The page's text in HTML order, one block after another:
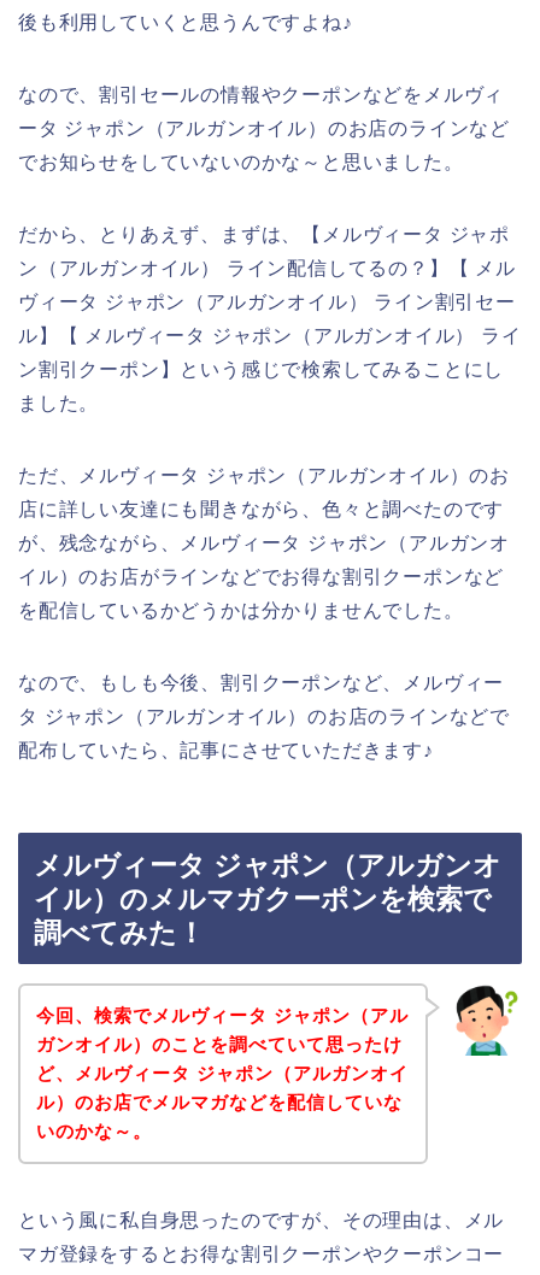
後も利用していくと思うんですよね♪
なので、割引セールの情報やクーポンなどをメルヴィ
ータ ジャポン（アルガンオイル）のお店のラインなど
でお知らせをしていないのかな～と思いました。
だから、とりあえず、まずは、【メルヴィータ ジャポ
ン（アルガンオイル） ライン配信してるの？】【 メル
ヴィータ ジャポン（アルガンオイル） ライン割引セー
ル】【 メルヴィータ ジャポン（アルガンオイル） ライ
ン割引クーポン】という感じで検索してみることにし
ました。
ただ、メルヴィータ ジャポン（アルガンオイル）のお
店に詳しい友達にも聞きながら、色々と調べたのです
が、残念ながら、メルヴィータ ジャポン（アルガンオ
イル）のお店がラインなどでお得な割引クーポンなど
を配信しているかどうかは分かりませんでした。
なので、もしも今後、割引クーポンなど、メルヴィー
タ ジャポン（アルガンオイル）のお店のラインなどで
配布していたら、記事にさせていただきます♪
メルヴィータ ジャポン（アルガンオ
イル）のメルマガクーポンを検索で
調べてみた！
今回、検索でメルヴィータ ジャポン（アル
ガンオイル）のことを調べていて思ったけ
ど、メルヴィータ ジャポン（アルガンオイ
ル）のお店でメルマガなどを配信していな
いのかな～。
という風に私自身思ったのですが、その理由は、メル
マガ登録をするとお得な割引クーポンやクーポンコー